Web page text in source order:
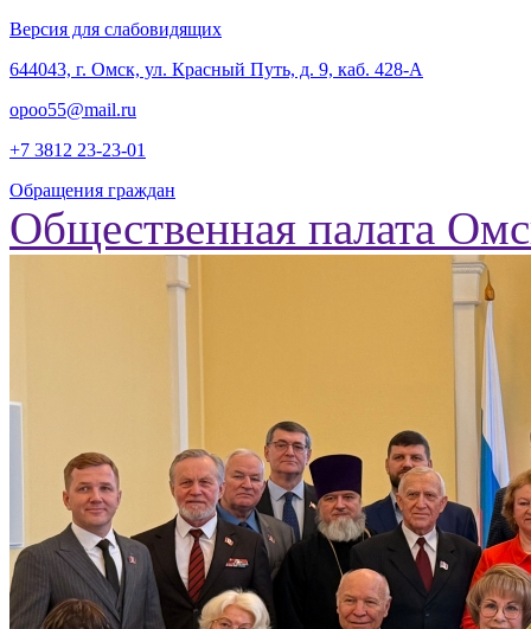
Версия для слабовидящих
‎644043, г. Омск, ул. Красный Путь, д. 9, каб. 428-А
opoo55@mail.ru
+7 3812 23-23-01
Обращения граждан
Общественная палата